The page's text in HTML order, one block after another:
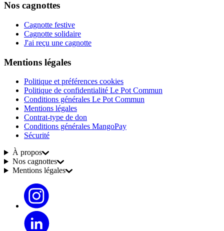
Nos cagnottes
Cagnotte festive
Cagnotte solidaire
J'ai reçu une cagnotte
Mentions légales
Politique et préférences cookies
Politique de confidentialité Le Pot Commun
Conditions générales Le Pot Commun
Mentions légales
Contrat-type de don
Conditions générales MangoPay
Sécurité
À propos
Nos cagnottes
Mentions légales